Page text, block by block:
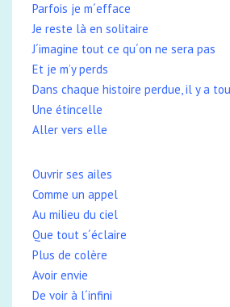
Parfois je m´efface
Je reste là en solitaire
J´imagine tout ce qu´on ne sera pas
Et je m’y perds
Dans chaque histoire perdue, il y a
Une étincelle
Aller vers elle
Ouvrir ses ailes
Comme un appel
Au milieu du ciel
Que tout s´éclaire
Plus de colère
Avoir envie
De voir à l´infini